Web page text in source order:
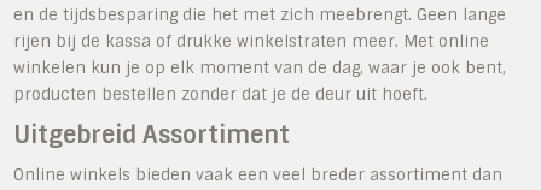
en de tijdsbesparing die het met zich meebrengt. Geen lange
rijen bij de kassa of drukke winkelstraten meer. Met online
winkelen kun je op elk moment van de dag, waar je ook bent,
producten bestellen zonder dat je de deur uit hoeft.
Uitgebreid Assortiment
Online winkels bieden vaak een veel breder assortiment dan